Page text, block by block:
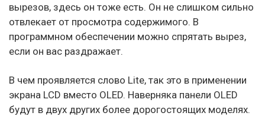
вырезов, здесь он тоже есть. Он не слишком сильно
отвлекает от просмотра содержимого. В
программном обеспечении можно спрятать вырез,
если он вас раздражает.
В чем проявляется слово Lite, так это в применении
экрана LCD вместо OLED. Наверняка панели OLED
будут в двух других более дорогостоящих моделях.